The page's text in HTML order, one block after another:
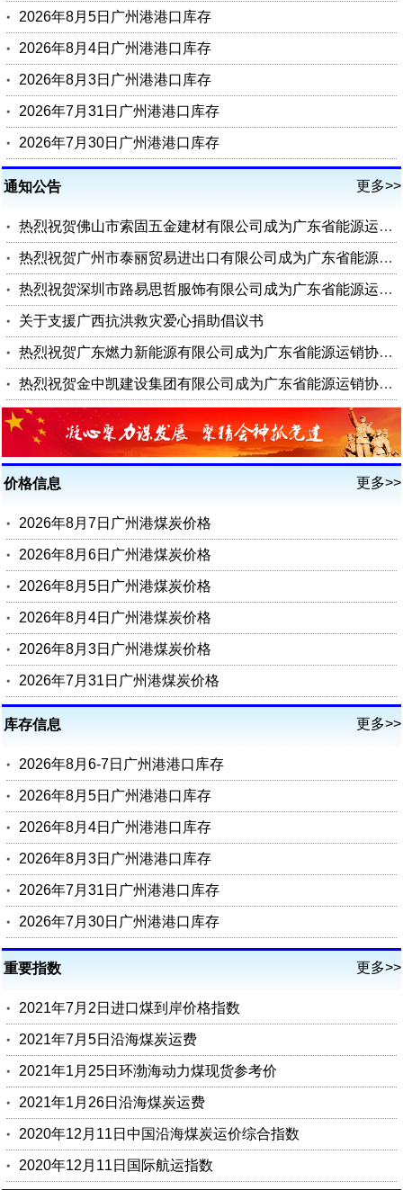
2026年8月5日广州港港口库存
2026年8月4日广州港港口库存
2026年8月3日广州港港口库存
2026年7月31日广州港港口库存
2026年7月30日广州港港口库存
更多>>
通知公告
热烈祝贺佛山市索固五金建材有限公司成为广东省能源运销协会会员单位
热烈祝贺广州市泰丽贸易进出口有限公司成为广东省能源运销协会会员单位
热烈祝贺深圳市路易思哲服饰有限公司成为广东省能源运销协会会员单位
关于支援广西抗洪救灾爱心捐助倡议书
热烈祝贺广东燃力新能源有限公司成为广东省能源运销协会理事单位
热烈祝贺金中凯建设集团有限公司成为广东省能源运销协会会员单位
更多>>
价格信息
2026年8月7日广州港煤炭价格
2026年8月6日广州港煤炭价格
2026年8月5日广州港煤炭价格
2026年8月4日广州港煤炭价格
2026年8月3日广州港煤炭价格
2026年7月31日广州港煤炭价格
更多>>
库存信息
2026年8月6-7日广州港港口库存
2026年8月5日广州港港口库存
2026年8月4日广州港港口库存
2026年8月3日广州港港口库存
2026年7月31日广州港港口库存
2026年7月30日广州港港口库存
更多>>
重要指数
2021年7月2日进口煤到岸价格指数
2021年7月5日沿海煤炭运费
2021年1月25日环渤海动力煤现货参考价
2021年1月26日沿海煤炭运费
2020年12月11日中国沿海煤炭运价综合指数
2020年12月11日国际航运指数